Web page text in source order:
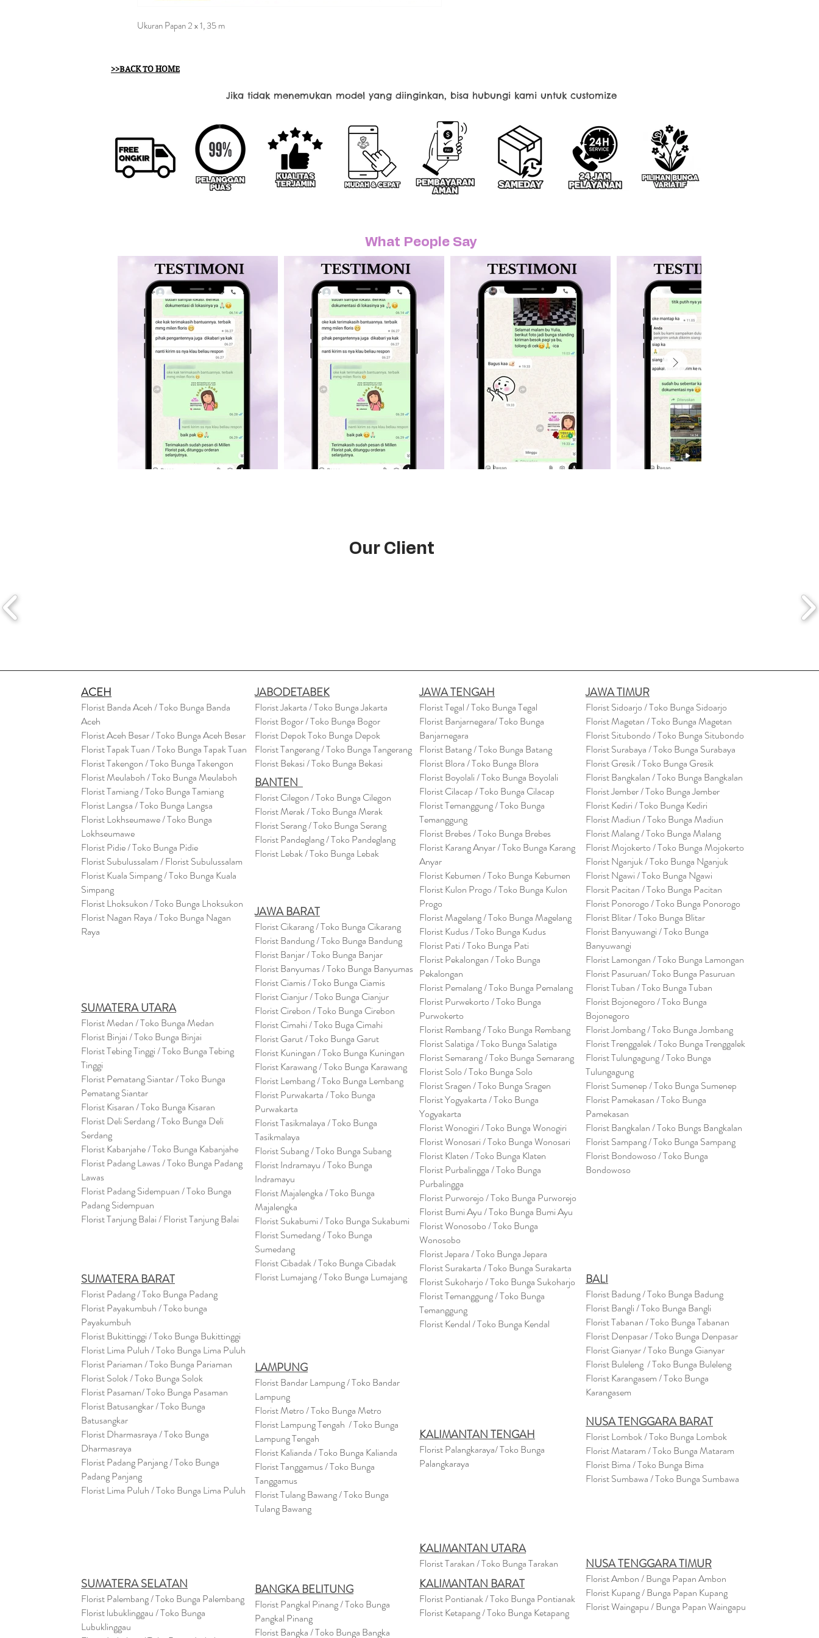
Ukuran Papan 2 x 1, 35 m
>>BACK TO HOME
Jika tidak menemukan model yang diinginkan, bisa hubungi kami untuk customize
What People Say
Our Client
ACEH
Florist Banda Aceh / Toko Bunga Banda
Aceh
Florist Aceh Besar / Toko Bunga Aceh Besar
Florist Tapak Tuan / Toko Bunga Tapak Tuan
Florist Takengon / Toko Bunga Takengon
Florist Meulaboh / Toko Bunga Meulaboh
Florist Tamiang / Toko Bunga Tamiang
Florist Langsa / Toko Bunga Langsa
Florist Lokhseumawe / Toko Bunga
Lokhseumawe
Florist Pidie / Toko Bunga Pidie
Florist Subulussalam / Florist Subulussalam
Florist Kuala Simpang / Toko Bunga Kuala
Simpang
Florist Lhoksukon / Toko Bunga Lhoksukon
Florist Nagan Raya / Toko Bunga Nagan
Raya
SUMATERA UTARA
Florist Medan / Toko Bunga Medan
Florist Binjai / Toko Bunga Binjai
Florist Tebing Tinggi / Toko Bunga Tebing
Tinggi
Florist Pematang Siantar / Toko Bunga
Pematang Siantar
Florist Kisaran / Toko Bunga Kisaran
Florist Deli Serdang / Toko Bunga Deli
Serdang
Florist Kabanjahe / Toko Bunga Kabanjahe
Florist Padang Lawas / Toko Bunga Padang
Lawas
Florist Padang Sidempuan / Toko Bunga
Padang Sidempuan
Florist Tanjung Balai / Florist Tanjung Balai
SUMATERA BARAT
Florist Padang / Toko Bunga Padang
Florist Payakumbuh / Toko bunga
Payakumbuh
Florist Bukittinggi / Toko Bunga Bukittinggi
Florist Lima Puluh / Toko Bunga Lima Puluh
Florist Pariaman / Toko Bunga Pariaman
Florist Solok / Toko Bunga Solok
Florist Pasaman/ Toko Bunga Pasaman
Florist Batusangkar / Toko Bunga
Batusangkar
Florist Dharmasraya / Toko Bunga
Dharmasraya
Florist Padang Panjang / Toko Bunga
Padang Panjang
Florist Lima Puluh / Toko Bunga Lima Puluh
JABODETABEK
Florist Jakarta / Toko Bunga Jakarta
Florist Bogor / Toko Bunga Bogor
Florist Depok Toko Bunga Depok
Florist Tangerang / Toko Bunga Tangerang
Florist Bekasi / Toko Bunga Bekasi
BANTEN
Florist Cilegon / Toko Bunga Cilegon
Florist Merak / Toko Bunga Merak
Florist Serang / Toko Bunga Serang
Florist Pandeglang / Toko Pandeglang
Florist Lebak / Toko Bunga Lebak
JAWA BARAT
Florist Cikarang/ Toko Bunga Cikarang
Florist Bandung / Toko Bunga Bandung
Florist Banjar / Toko Bunga Banjar
Florist Banyumas / Toko Bunga Banyumas
Florist Ciamis / Toko Bunga Ciamis
Florist Cianjur / Toko Bunga Cianjur
Florist Cirebon / Toko Bunga Cirebon
Florist Cimahi / Toko Buga Cimahi
Florist Garut / Toko Bunga Garut
Florist Kuningan / Toko Bunga Kuningan
Florist Karawang / Toko Bunga Karawang
Florist Lembang / Toko Bunga Lembang
Florist Purwakarta / Toko Bunga
Purwakarta
Florist Tasikmalaya / Toko Bunga
Tasikmalaya
Florist Subang / Toko Bunga Subang
Florist Indramayu / Toko Bunga
Indramayu
Florist Majalengka / Toko Bunga
Majalengka
Florist Sukabumi / Toko Bunga Sukabumi
Florist Sumedang / Toko Bunga
Sumedang
Florist Cibadak / Toko Bunga Cibadak
Florist Lumajang / Toko Bunga Lumajang
JAWA TENGAH
Florist Tegal / Toko Bunga Tegal
Florist Banjarnegara/ Toko Bunga
Banjarnegara
Florist Batang / Toko Bunga Batang
Florist Blora / Toko Bunga Blora
Florist Boyolali / Toko Bunga Boyolali
Florist Cilacap / Toko Bunga Cilacap
Florist Temanggung / Toko Bunga
Temanggung
Florist Brebes / Toko Bunga Brebes
Florist Karang Anyar / Toko Bunga Karang
Anyar
Florist Kebumen / Toko Bunga Kebumen
Florist Kulon Progo / Toko Bunga Kulon
Progo
Florist Magelang / Toko Bunga Magelang
Florist Kudus / Toko Bunga Kudus
Florist Pati / Toko Bunga Pati
Florist Pekalongan / Toko Bunga
Pekalongan
Florist Pemalang / Toko Bunga Pemalang
Florist Purwekorto / Toko Bunga
Purwokerto
Florist Rembang / Toko Bunga Rembang
Florist Salatiga / Toko Bunga Salatiga
Florist Semarang / Toko Bunga Semarang
Florist Solo / Toko Bunga Solo
Florist Sragen / Toko Bunga Sragen
Florist Yogyakarta / Toko Bunga
Yogyakarta
Florist Wonogiri / Toko Bunga Wonogiri
Florist Wonosari / Toko Bunga Wonosari
Florist Klaten / Toko Bunga Klaten
Florist Purbalingga / Toko Bunga
Purbalingga
Florist Purworejo / Toko Bunga Purworejo
Florist Bumi Ayu / Toko Bunga Bumi Ayu
Florist Wonosobo / Toko Bunga
Wonosobo
Florist Jepara / Toko Bunga Jepara
Florist Surakarta / Toko Bunga Surakarta
Florist Sukoharjo / Toko Bunga Sukoharjo
Florist Temanggung / Toko Bunga
Temanggung
Florist Kendal / Toko Bunga Kendal
LAMPUNG
Florist Bandar Lampung / Toko Bandar
Lampung
Florist Metro / Toko Bunga Metro
Florist Lampung Tengah / Toko Bunga
Lampung Tengah
Florist Kalianda / Toko Bunga Kalianda
Florist Tanggamus / Toko Bunga
Tanggamus
Florist Tulang Bawang / Toko Bunga
Tulang Bawang
KALIMANTAN TENGAH
Florist Palangkaraya/ Toko Bunga
Palangkaraya
JAWA TIMUR
Florist Sidoarjo / Toko Bunga Sidoarjo
Florist Magetan / Toko Bunga Magetan
Florist Situbondo / Toko Bunga Situbondo
Florist Surabaya / Toko Bunga Surabaya
Florist Gresik / Toko Bunga Gresik
FloristBangkalan / Toko Bunga Bangkalan
Florist Jember / Toko Bunga Jember
Florist Kediri / Toko Bunga Kediri
Florist Madiun / Toko Bunga Madiun
Florist Malang / Toko Bunga Malang
Florist Mojokerto / Toko Bunga Mojokerto
Florist Nganjuk / Toko Bunga Nganjuk
Florist Ngawi /Toko Bunga Ngawi
Florsit Pacitan / Toko Bunga Pacitan
Florist Ponorogo / Toko Bunga Ponorogo
Florist Blitar / Toko Bunga Blitar
Florist Banyuwangi / Toko Bunga
Banyuwangi
Florist Lamongan / Toko Bunga Lamongan
Florist Pasuruan/ Toko Bunga Pasuruan
Florist Tuban / Toko Bunga Tuban
Florist Bojonegoro / Toko Bunga
Bojonegoro
Florist Jombang / Toko Bunga Jombang
Florist Trenggalek / Toko Bunga Trenggalek
Florist Tulungagung / Toko Bunga
Tulungagung
Florist Sumenep / Toko Bunga Sumenep
Florist Pamekasan / Toko Bunga
Pamekasan
Florist Bangkalan / Toko Bungs Bangkalan
Florist Sampang / Toko Bunga Sampang
Florist Bondowoso / Toko Bunga
Bondowoso
BALI
Florist Badung / Toko Bunga Badung
Florist Bangli / Toko Bunga Bangli
FloristTabanan/ Toko Bunga Tabanan
Florist Denpasar / Toko Bunga Denpasar
Florist Gianyar / Toko Bunga Gianyar
Florist Buleleng / Toko Bunga Buleleng
Florist Karangasem / Toko Bunga
Karangasem
NUSA TENGGARA BARAT
Florist Lombok / Toko Bunga Lombok
FloristMataram/ Toko Bunga Mataram
Florist Bima / Toko Bunga Bima
Florist Sumbawa / Toko Bunga Sumbawa
KALIMANTAN UTARA
Florist Tarakan / Toko Bunga Tarakan
SUMATERA SELATAN
Florist Palembang / Toko Bunga Palembang
Florist lubuklinggau / Toko Bunga
Lubuklinggau
BANGKA BELITUNG
Florist Pangkal Pinang / Toko Bunga
Pangkal Pinang
Florist Bangka / Toko Bunga Bangka
KALIMANTAN BARAT
Florist Pontianak / Toko Bunga Pontianak
Florist Ketapang / Toko Bunga Ketapang
NUSA TENGGARA TIMUR
Florist Ambon / Bunga Papan Ambon
Florist Kupang / Bunga Papan Kupang
Florist Waingapu / Bunga Papan Waingapu